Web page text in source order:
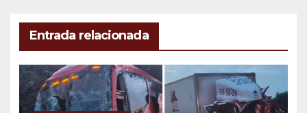
Entrada relacionada